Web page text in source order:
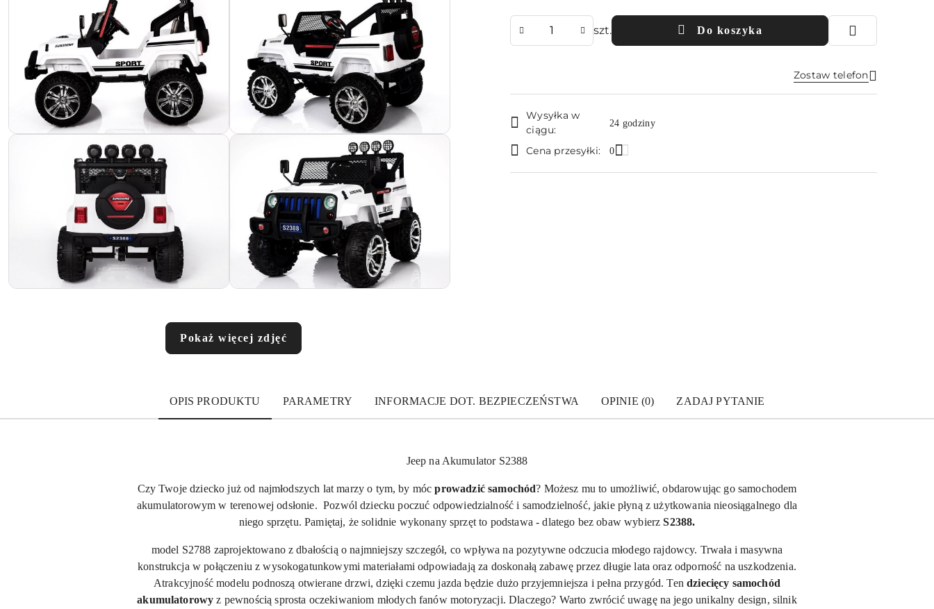
Pokaż więcej zdjęć
szt. Do koszyka
Zostaw telefon
Wyślij
i
dostawa
Wysyłka w
ciągu:
24 godziny
Cena przesyłki: 0
OPIS PRODUKTU PARAMETRY INFORMACJE DOT. BEZPIECZEŃSTWA OPINIE (0) ZADAJ PYTANIE
Jeep na Akumulator S2388
Czy Twoje dziecko już od najmłodszych lat marzy o tym, by móc prowadzić samochód? Możesz mu to umożliwić, obdarowując go samochodem
akumulatorowym w terenowej odsłonie. Pozwól dziecku poczuć odpowiedzialność i samodzielność, jakie płyną z użytkowania nieosiągalnego dla
niego sprzętu. Pamiętaj, że solidnie wykonany sprzęt to podstawa - dlatego bez obaw wybierzS2388.
model S2788 zaprojektowano z dbałością o najmniejszy szczegół, co wpływa na pozytywne odczucia młodego rajdowcy. Trwała i masywna
konstrukcja w połączeniu z wysokogatunkowymi materiałami odpowiadają za doskonałą zabawę przez długie lata oraz odporność na uszkodzenia.
Atrakcyjność modelu podnoszą otwierane drzwi, dzięki czemu jazda będzie dużo przyjemniejsza i pełna przygód. Tendziecięcy samochód
akumulatorowy z pewnością sprosta oczekiwaniom młodych fanów motoryzacji. Dlaczego? Warto zwrócić uwagę na jego unikalny design, silnik